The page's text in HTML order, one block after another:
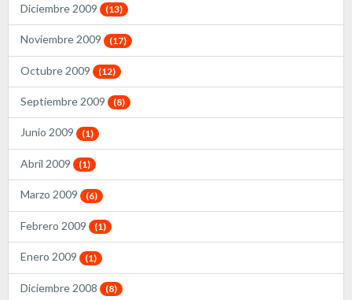
Diciembre 2009 (13)
Noviembre 2009 (17)
Octubre 2009 (12)
Septiembre 2009 (8)
Junio 2009 (1)
Abril 2009 (1)
Marzo 2009 (6)
Febrero 2009 (1)
Enero 2009 (1)
Diciembre 2008 (8)